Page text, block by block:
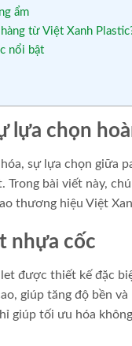
ẩm
từ Việt Xanh
nổi bật
lựa chọn
sự lựa chọn giữa
Trong bài viết này,
thương hiệu Việt
nhựa cốc
được thiết kế đặc
giúp tăng độ bền
giúp tối ưu hóa